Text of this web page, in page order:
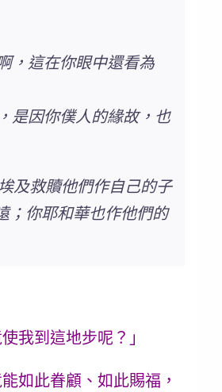
，這在你眼中還看為
是因你僕人的緣故，也
及救贖他們作自己的子
；你耶和華也作他們的
我到這地步呢？」
如此眷顧、如此賜福，